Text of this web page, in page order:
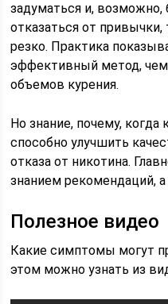
задуматься и, возможно,
отказаться от
резко. Практика
эффективный метод,
объемов курения.
Но знание, почему, когда
способно улучшить
отказа от никотина.
знанием рекомендаций,
Полезное видео
Какие симптомы могут
этом можно узнать из